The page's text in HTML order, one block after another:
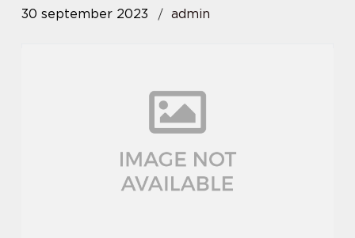
30 september 2023 admin